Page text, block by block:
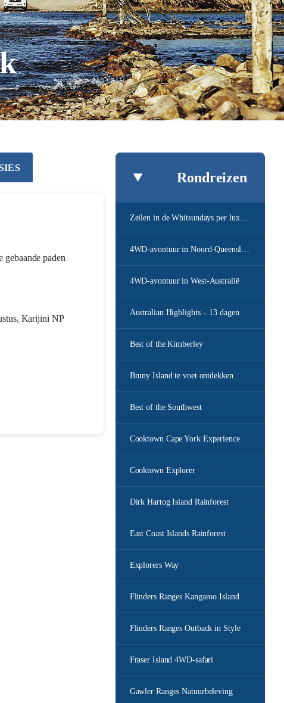
Rondreizen
Zeilen in de Whitsundays per luxejacht
4WD-avontuur in Noord-Queensland
4WD-avontuur in West-Australië
Australian Highlights – 13 dagen
Best of the Kimberley
Bruny Island te voet ontdekken
Best of the Southwest
Cooktown Cape York Experience
Cooktown Explorer
Dirk Hartog Island Rainforest
East Coast Islands Rainforest
Explorers Way
Flinders Ranges Kangaroo Island
Flinders Ranges Outback in Style
Fraser Island 4WD-safari
Gawler Ranges Natuurbeleving
gebaande paden
Karijini NP